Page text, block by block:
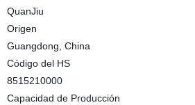
QuanJiu
Origen
Guangdong, China
Código del HS
8515210000
Capacidad de Producción